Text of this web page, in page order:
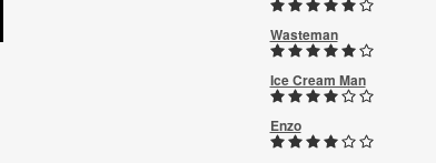
Wasteman
Ice Cream Man
Enzo